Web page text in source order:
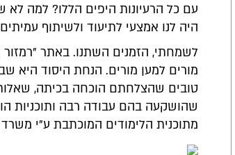
עם כל הרעיונות היפים הללו? למה
היה לנו אמצעי לתיעוד ולשיתוף
לשמחתי, הזמנים השתנו. באתר "רמזור
מורים למען מורים. הנחת היסוד היא
טובים שהצלחתם הוכחה בכיתה,
שהושקעה בהם עבודה רבה ותוכניות
מתוכנית הלימודים המוכתבת ע"י משרד